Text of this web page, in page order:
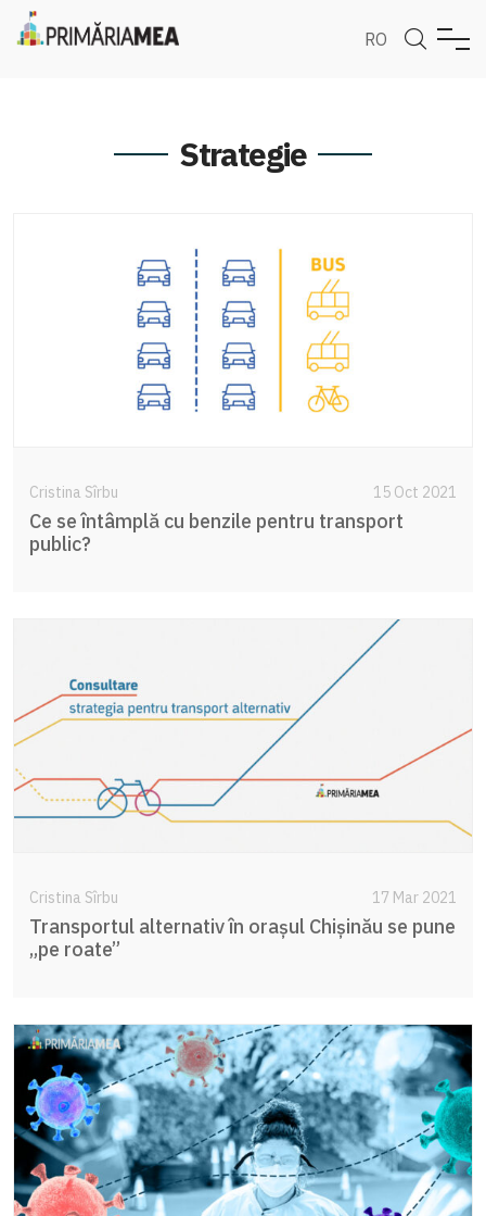
RO
Strategie
Cristina Sîrbu 15 Oct 2021
Ce se întâmplă cu benzile pentru transport
public?
Cristina Sîrbu 17 Mar 2021
Transportul alternativ în orașul Chișinău se pune
„pe roate”